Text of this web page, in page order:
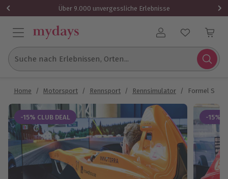
Über 9.000 unvergessliche Erlebnisse
Benutzerkonto
Suche nach Erlebnissen, Orten...
Home / Motorsport / Rennsport / Rennsimulator / Formel
-15% CLUB DEAL -15%